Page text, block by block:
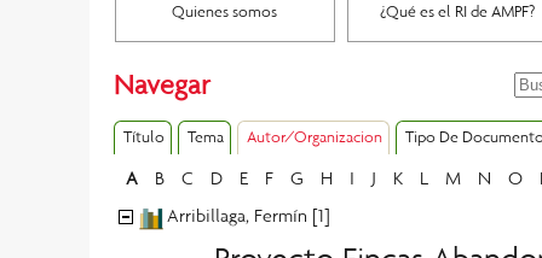
Quienes somos ¿Qué es el RI de AMPF?
Navegar
Título Tema Autor/Organizacion Tipo De
A B C D E F G H I J K L M N O
Arribillaga, Fermín [1]